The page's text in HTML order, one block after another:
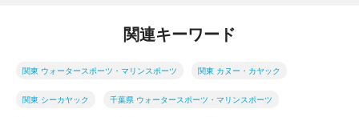
関連キーワード
関東 ウォータースポーツ・マリンスポーツ 関東 カヌー・カヤック
関東 シーカヤック 千葉県 ウォータースポーツ・マリンスポーツ